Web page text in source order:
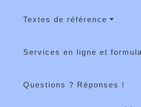
Textes de référence
Services en ligne et
Questions ? Réponses !